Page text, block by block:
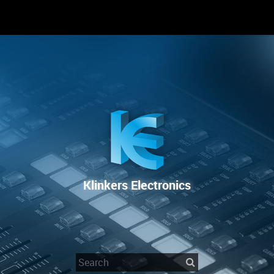
Klinkers Electronics